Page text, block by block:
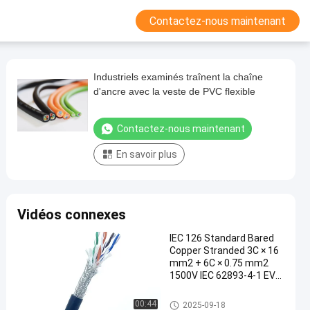
Contactez-nous maintenant
Industriels examinés traînent la chaîne
d'ancre avec la veste de PVC flexible
Contactez-nous maintenant
En savoir plus
Vidéos connexes
00:44
IEC 126 Standard Bared
Copper Stranded 3C × 16
mm2 + 6C × 0.75 mm2
1500V IEC 62893-4-1 EVM
Câble de remplissage d'EV
2025-09-18